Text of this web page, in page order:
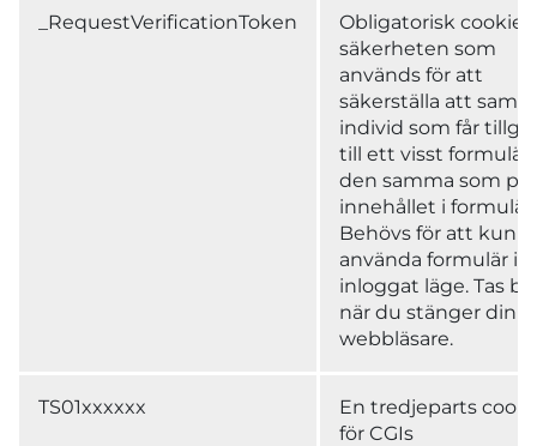
_RequestVerificationToken
Obligatorisk cookie
säkerheten som
används för att
säkerställa att
individ som får
till ett visst formulär,
den samma som
innehållet i
Behövs för att
använda formulär i
inloggat läge. Tas
när du stänger din
webbläsare.
TS01xxxxxx
En tredjeparts
för CGIs